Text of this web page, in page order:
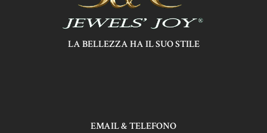
LA BELLEZZA HA IL SUO STILE
EMAIL & TELEFONO